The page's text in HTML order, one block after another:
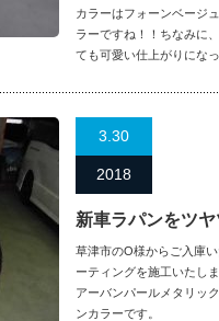
カラーはフォーンベージ
ラーですね！！ちなみに
ても可愛い仕上がりになっ
3.30
2018
新車ラパンをツヤ
草津市のO様からご入庫
ーティングを施工いたし
アーバンパールメタリッ
ンカラーです。